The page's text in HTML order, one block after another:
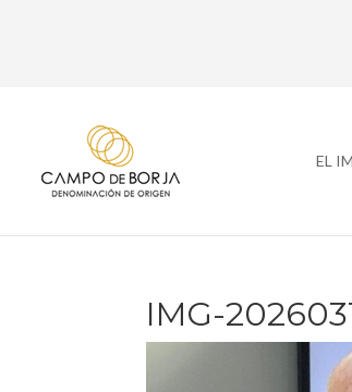
EL
IMG-